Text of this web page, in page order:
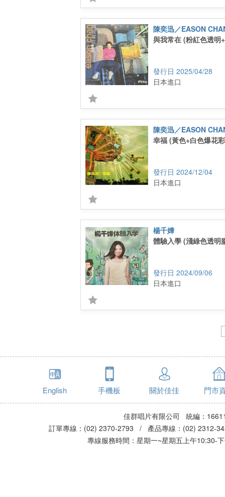
陳奕迅／EASON
與我常在 (粉紅色透明
2025/04/28
日本進口
陳奕迅／EASON
幸福 (黃色+白色爆花
2024/12/04
日本進口
楊千嬅
體驗入學 (淺綠色透明
2024/09/06
日本進口
English 手機板 關於佳佳 門市
佳群唱片有限公司 統編：
訂單專線：(02) 2370-2793 / 產品專線：(02)
專線服務時間：星期一~星期五上午10:30-